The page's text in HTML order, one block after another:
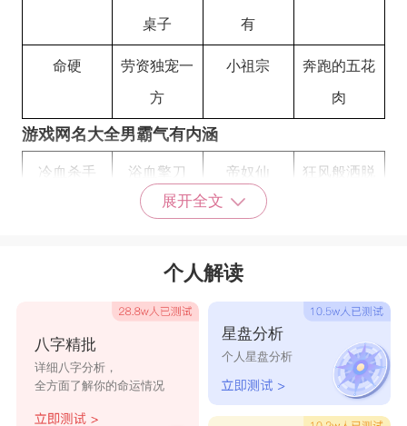
桌子 有
命硬 劳资独宠一
方
小祖宗 奔跑的五花
肉
游戏网名大全男霸气有内涵
冷血杀手 浴血擎刀 帝奴仙 狂风般洒脱
场控男帝 上分大魔王
时光盗贼 夏风如歌 只为你疯颠
捣蛋代言人 残殇 以战独尊 怒狙之神
展开全文
个人解读
八字精批
详细八字分析，
全方面了解你的命运情况
星盘分析
个人星盘分析